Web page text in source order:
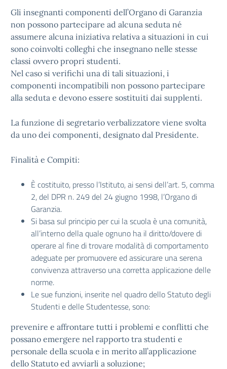
Gli insegnanti componenti dell’Organo di Garanzia
non possono partecipare ad alcuna seduta né
assumere alcuna iniziativa relativa a situazioni in cui
sono coinvolti colleghi che insegnano nelle stesse
classi ovvero propri studenti.
Nel caso si verifichi una di tali situazioni, i
componenti incompatibili non possono partecipare
alla seduta e devono essere sostituiti dai supplenti.
La funzione di segretario verbalizzatore viene svolta
da uno dei componenti, designato dal Presidente.
Finalità e Compiti:
È costituito, presso l’Istituto, ai sensi dell’art. 5, comma
2, del DPR n. 249 del 24 giugno 1998, l’Organo di
Garanzia.
Si basa sul principio per cui la scuola è una comunità,
all’interno della quale ognuno ha il diritto/dovere di
operare al fine di trovare modalità di comportamento
adeguate per promuovere ed assicurare una serena
convivenza attraverso una corretta applicazione delle
norme.
Le sue funzioni, inserite nel quadro dello Statuto degli
Studenti e delle Studentesse, sono:
prevenire e affrontare tutti i problemi e conflitti che
possano emergere nel rapporto tra studenti e
personale della scuola e in merito all’applicazione
dello Statuto ed avviarli a soluzione;